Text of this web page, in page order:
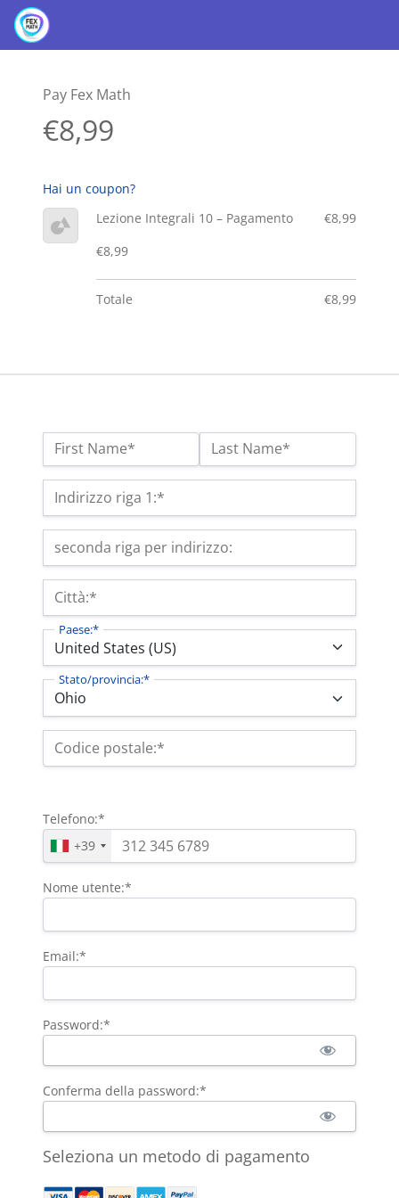
Nome:*
First Name* Last Name*
Indirizzo di fatturazione
Indirizzo riga 1:*
seconda riga per indirizzo:
Città:*
Paese:*
Stato/provincia:*
Codice postale:*
Telefono:*
+39
Nome utente:*
Email:*
Password:*
Conferma della password:*
Seleziona un metodo di pagamento
Pay Fex Math
€8,99
Hai un coupon?
Lezione Integrali 10 – Pagamento
€8,99
€8,99
Totale €8,99